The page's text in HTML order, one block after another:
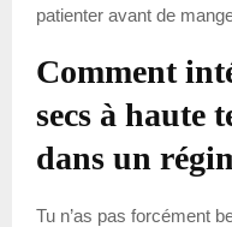
patienter avant de
Comment
secs à haute
dans un
Tu n’as pas forcément